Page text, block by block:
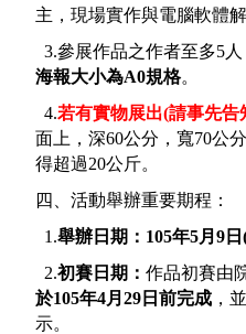
主，現場實作與電腦軟體解
3.參展作品之作者至多5
海報大小為A0規格。
4.若有實物展出(請事先告
面上，深60公分，寬70公
得超過20公斤。
四、 活動舉辦重要期程：
1.舉辦日期：105年5月9
2.初賽日期： 作品初賽由
於105年4月 29 日前完成 ，
示。